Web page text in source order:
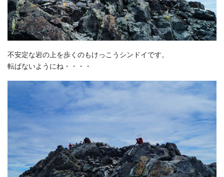
不安定な岩の上を歩くのもけっこうシンドイです。
転ばないようにね・・・・